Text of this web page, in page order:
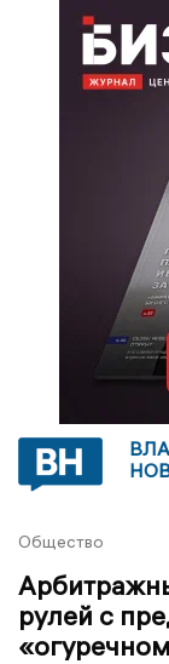
Общество
рулей с